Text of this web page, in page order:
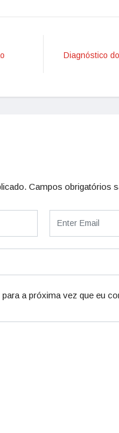
Diagnóstico
Campos obrigatórios
a próxima vez que eu